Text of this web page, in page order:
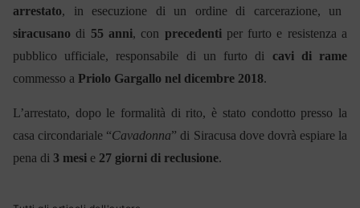
arrestato, in esecuzione di un ordine di carcerazione, un
siracusano di 55 anni, con precedentiper furto e resistenza a
pubblico ufficiale, responsabile di un furto di cavi di rame
commesso a Priolo Gargallo nel dicembre 2018.
L’arrestato, dopo le formalità di rito, è stato condotto presso la
casa circondariale “Cavadonna” di Siracusa dove dovrà espiare la
pena di 3 mesi e 27 giorni di reclusione.